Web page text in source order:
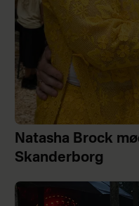
Natasha Brock
Skanderborg